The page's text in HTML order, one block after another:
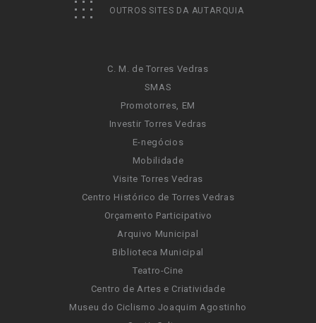
OUTROS SITES DA AUTARQUIA
C. M. de Torres Vedras
SMAS
Promotorres, EM
Investir Torres Vedras
E-negócios
Mobilidade
Visite Torres Vedras
Centro Histórico de Torres Vedras
Orçamento Participativo
Arquivo Municipal
Biblioteca Municipal
Teatro-Cine
Centro de Artes e Criatividade
Museu do Ciclismo Joaquim Agostinho